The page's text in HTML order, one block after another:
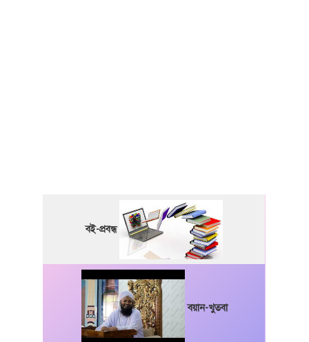
বই-প্রবন্ধ
বয়ান-খুতবা